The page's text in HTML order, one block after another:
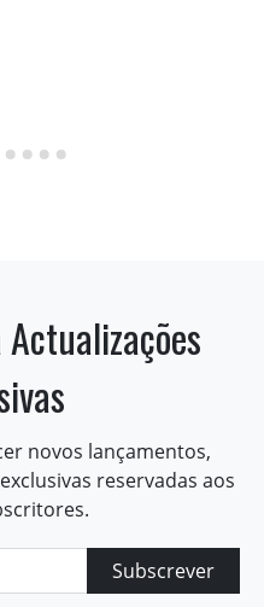
novos lançamentos,
reservadas aos
Subscrever